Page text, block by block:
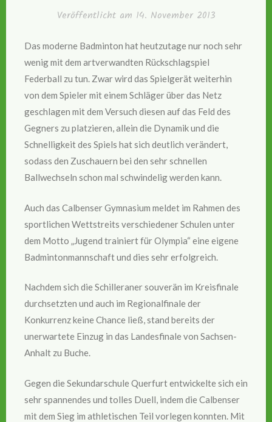
Veröffentlicht am 14. November 2013
Das moderne Badminton hat heutzutage nur noch sehr
wenig mit dem artverwandten Rückschlagspiel
Federball zu tun. Zwar wird das Spielgerät weiterhin
von dem Spieler mit einem Schläger über das Netz
geschlagen mit dem Versuch diesen auf das Feld des
Gegners zu platzieren, allein die Dynamik und die
Schnelligkeit des Spiels hat sich deutlich verändert,
sodass den Zuschauern bei den sehr schnellen
Ballwechseln schon mal schwindelig werden kann.
Auch das Calbenser Gymnasium meldet im Rahmen des
sportlichen Wettstreits verschiedener Schulen unter
dem Motto „Jugend trainiert für Olympia“ eine eigene
Badmintonmannschaft und dies sehr erfolgreich.
Nachdem sich die Schilleraner souverän im Kreisfinale
durchsetzten und auch im Regionalfinale der
Konkurrenz keine Chance ließ, stand bereits der
unerwartete Einzug in das Landesfinale von Sachsen-
Anhalt zu Buche.
Gegen die Sekundarschule Querfurt entwickelte sich ein
sehr spannendes und tolles Duell, indem die Calbenser
mit dem Sieg im athletischen Teil vorlegen konnten. Mit